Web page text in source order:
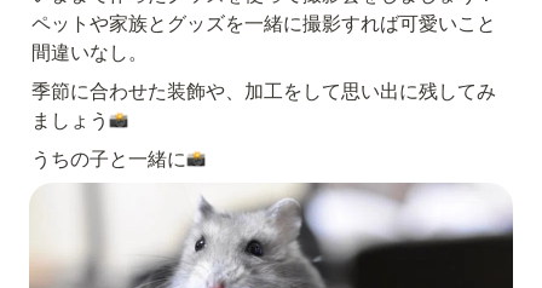
ペットや家族とグッズを一緒に撮影すれば可愛いこと
間違いなし。
季節に合わせた装飾や、加工をして思い出に残してみ
ましょう
うちの子と一緒に